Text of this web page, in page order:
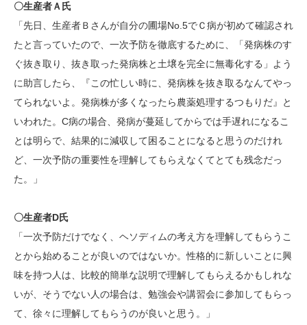
〇生産者Ａ氏
「先日、生産者Ｂさんが自分の圃場No.5でＣ病が初めて確認され
たと言っていたので、一次予防を徹底するために、「発病株のす
ぐ抜き取り、抜き取った発病株と土壌を完全に無毒化する」よう
に助言したら、『この忙しい時に、発病株を抜き取るなんてやっ
てられないよ。発病株が多くなったら農薬処理するつもりだ』と
いわれた。C病の場合、発病が蔓延してからでは手遅れになるこ
とは明らで、結果的に減収して困ることになると思うのだけれ
ど、一次予防の重要性を理解してもらえなくてとても残念だっ
た。」
〇生産者D氏
「一次予防だけでなく、ヘソディムの考え方を理解してもらうこ
とから始めることが良いのではないか。性格的に新しいことに興
味を持つ人は、比較的簡単な説明で理解してもらえるかもしれな
いが、そうでない人の場合は、勉強会や講習会に参加してもらっ
て、徐々に理解してもらうのが良いと思う。」